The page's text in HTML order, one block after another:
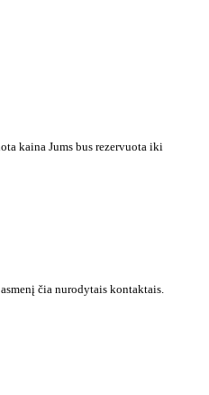
kaina Jums bus rezervuota iki
čia nurodytais kontaktais.